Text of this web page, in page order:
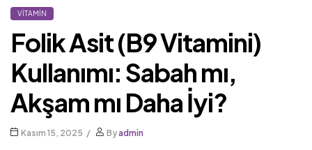
VITAMIN
Folik Asit (B9 Vitamini)
Kullanımı: Sabah mı,
Akşam mı Daha İyi?
Kasım 15, 2025 Byadmin